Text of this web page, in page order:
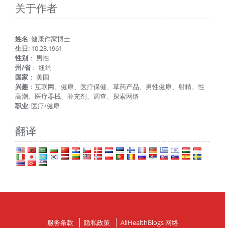
关于作者
姓名: 健康作家博士
生日: 10.23.1961
性别 ： 男性
州/省： 纽约
国家 ： 美国
兴趣 ：互联网、健康、医疗保健、草药产品、男性健康、射精、性
高潮、医疗器械、补充剂、调查、探索网络
职业: 医疗/健康
翻译
服务条款 隐私政策 AllHealthBlogs 网络